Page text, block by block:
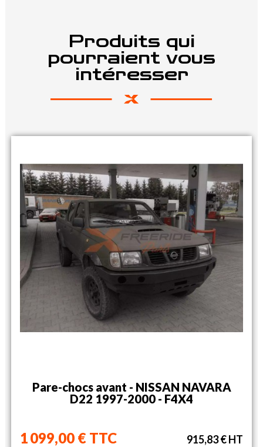
Produits qui
pourraient vous
intéresser
Pare-chocs avant - NISSAN NAVARA
D22 1997-2000 - F4X4
1 099,00 € TTC 915,83 € HT